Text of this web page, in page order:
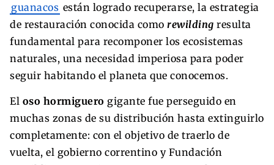
guanacos están logrado recuperarse, la estrategia
de restauración conocida como rewilding resulta
fundamental para recomponer los ecosistemas
naturales, una necesidad imperiosa para poder
seguir habitando el planeta que conocemos.
El oso hormiguero gigante fue perseguido en
muchas zonas de su distribución hasta extinguirlo
completamente: con el objetivo de traerlo de
vuelta, el gobierno correntino y Fundación